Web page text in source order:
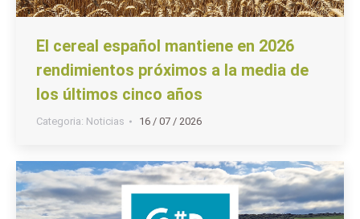
El cereal español mantiene en 2026
rendimientos próximos a la media de
los últimos cinco años
Categoria: Noticias 16 / 07 / 2026